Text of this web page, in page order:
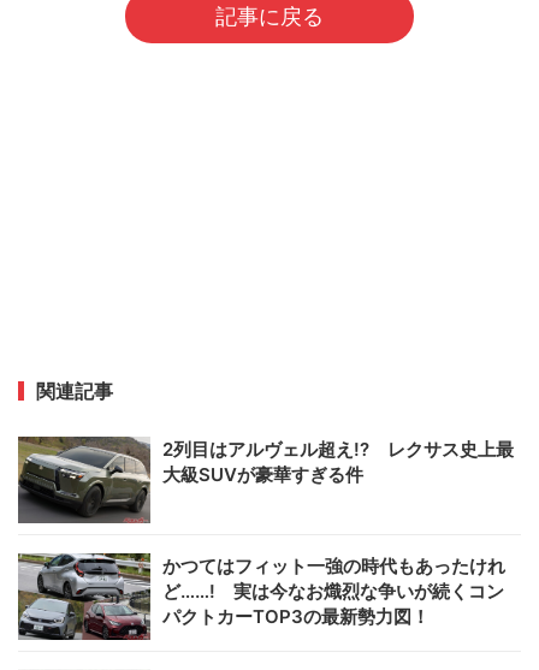
記事に戻る
関連記事
2列目はアルヴェル超え!? レクサス史上最
大級SUVが豪華すぎる件
かつてはフィット一強の時代もあったけれ
ど……! 実は今なお熾烈な争いが続くコン
パクトカーTOP3の最新勢力図！